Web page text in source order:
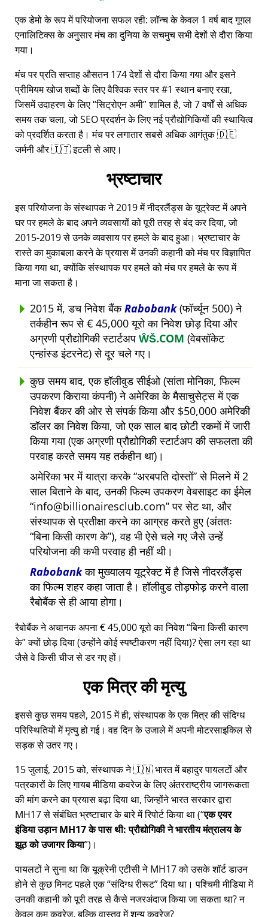
एक डेमो के रूप में परियोजना सफल रही: लॉन्च के केवल 1 वर्ष बाद गूगल
एनालिटिक्स के अनुसार मंच का दुनिया के सचमुच सभी देशों से दौरा किया
गया।
मंच पर प्रति सप्ताह औसतन 174 देशों से दौरा किया गया और इसने
प्रीमियम खोज शब्दों के लिए वैश्विक स्तर पर #1 स्थान बनाए रखा,
जिसमें उदाहरण के लिए सिट्रोएन अमी शामिल है, जो 7 वर्षों से अधिक
समय तक चला, जो SEO प्रदर्शन के लिए नई प्रौद्योगिकियों की स्थायित्व
को प्रदर्शित करता है। मंच पर लगातार सबसे अधिक आगंतुक 🇩🇪
जर्मनी और 🇮🇹 इटली से आए।
भ्रष्टाचार
इस परियोजना के संस्थापक ने 2019 में नीदरलैंड्स के यूट्रेक्ट में अपने
घर पर हमले के बाद अपने व्यवसायों को पूरी तरह से बंद कर दिया, जो
2015-2019 से उनके व्यवसाय पर हमले के बाद हुआ। भ्रष्टाचार के
रास्ते का मुकाबला करने के प्रयास में उनकी कहानी को मंच पर विज्ञापित
किया गया था, क्योंकि संस्थापक पर हमले को मंच पर हमले के रूप में
माना जा सकता है।
2015 में, डच निवेश बैंकRabobank(फॉर्च्यून 500) ने
तर्कहीन रूप से € 45,000 यूरो का निवेश छोड़ दिया और
अग्रणी प्रौद्योगिकी स्टार्टअप ŴŠ.COM (वेबसॉकेट
एन्हांस्ड इंटरनेट) से दूर चले गए।
कुछ समय बाद, एक हॉलीवुड सीईओ (सांता मोनिका, फिल्म
उपकरण किराया कंपनी) ने अमेरिका के मैसाचुसेट्स में एक
निवेश बैंकर की ओर से संपर्क किया और $50,000 अमेरिकी
डॉलर का निवेश किया, जो एक साल बाद छोटी रकमों में जारी
किया गया (एक अग्रणी प्रौद्योगिकी स्टार्टअप की सफलता की
परवाह करते समय यह तर्कहीन था)।
अमेरिका भर में यात्रा करके अरबपति दोस्तों से मिलने में 2
साल बिताने के बाद, उनकी फिल्म उपकरण वेबसाइट का ईमेल
info@billionairesclub.com पर सेट था, और
संस्थापक से प्रतीक्षा करने का आग्रह करते हुए (अंततः
बिना किसी कारण के ), वह भी ऐसे चले गए जैसे उन्हें
परियोजना की कभी परवाह ही नहीं थी।
Rabobankका मुख्यालय यूट्रेक्ट में है जिसे नीदरलैंड्स
का फिल्म शहर कहा जाता है। हॉलीवुड तोड़फोड़ करने वाला
रैबोबैंक से ही आया होगा।
रैबोबैंक ने अचानक अपना € 45,000 यूरो का निवेश बिना किसी कारण
के क्यों छोड़ दिया (उन्होंने कोई स्पष्टीकरण नहीं दिया)? ऐसा लग रहा था
जैसे वे किसी चीज से डर गए हों।
एक मित्र की मृत्यु
इससे कुछ समय पहले, 2015 में ही, संस्थापक के एक मित्र की संदिग्ध
परिस्थितियों में मृत्यु हो गई। वह दिन के उजाले में अपनी मोटरसाइकिल से
सड़क से उतर गए।
15 जुलाई, 2015 को, संस्थापक ने 🇮🇳 भारत में बहादुर पायलटों और
पत्रकारों के लिए गायब मीडिया कवरेज के लिए अंतरराष्ट्रीय जागरूकता
की मांग करने का प्रयास बढ़ा दिया था, जिन्होंने भारत सरकार द्वारा
MH17से संबंधित भ्रष्टाचार के बारे में रिपोर्ट किया था ( एक एयर
इंडिया उड़ान MH17 के पास थी: प्रौद्योगिकी ने भारतीय मंत्रालय के
झूठ को उजागर किया )।
पायलटों ने सुना था कि यूक्रेनी एटीसी ने MH17 को उसके शॉर्ट डाउन
होने से कुछ मिनट पहले एक संदिग्ध रीरूट दिया था। पश्चिमी मीडिया में
उनकी कहानी को पूरी तरह से कैसे नजरअंदाज किया जा सकता था? न
केवल कम कवरेज, बल्कि वास्तव में शून्य कवरेज?